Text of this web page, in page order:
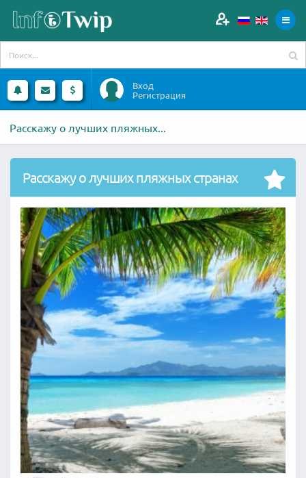
Вход
Регистрация
Расскажу о лучших пляжных...
Расскажу о лучших пляжных странах